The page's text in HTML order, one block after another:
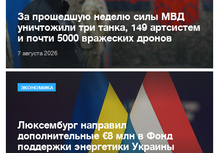
За прошедшую неделю силы МВД
уничтожили три танка, 149 артсистем
и почти 5000 вражеских дронов
7 августа 2026
ЭКОНОМИКА
Люксембург направил
дополнительные €8 млн в Фонд
поддержки энергетики Украины